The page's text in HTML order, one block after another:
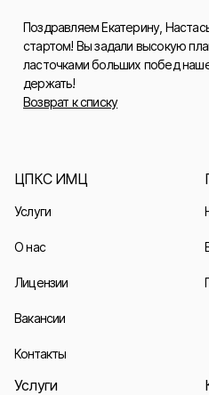
Поздравляем Екатерину,
стартом! Вы задали высокую
ласточками больших побед
держать!
Возврат к списку
ЦПКС ИМЦ
Услуги
О нас
Лицензии
Вакансии
Контакты
Услуги